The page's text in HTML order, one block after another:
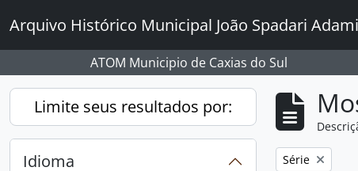
Arquivo Histórico Municipal João Spadari Adami
ATOM Municipio de Caxias do Sul
Limite seus resultados por:
Idioma Remover filtro:
Série